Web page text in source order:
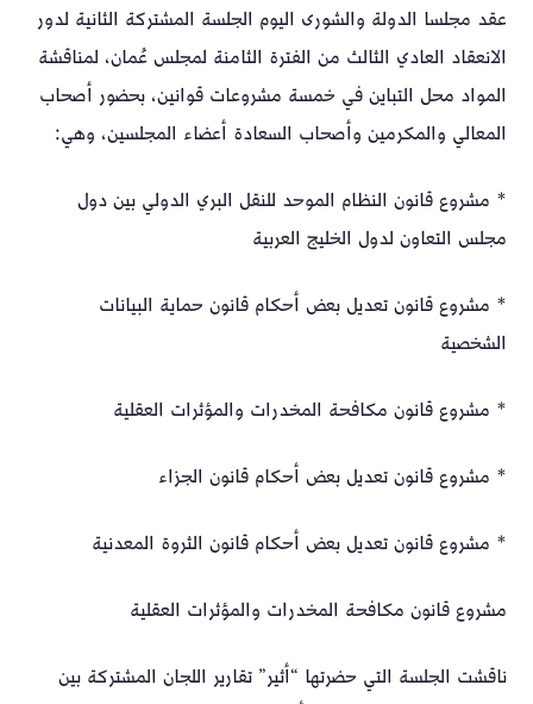
عقد مجلسا الدولة والشورى اليوم الجلسة المشتركة الثانية لدور
الانعقاد العادي الثالث من الفترة الثامنة لمجلس عُمان، لمناقشة
المواد محل التباين في خمسة مشروعات قوانين، بحضور أصحاب
المعالي والمكرمين وأصحاب السعادة أعضاء المجلسين، وهي:
* مشروع قانون النظام الموحد للنقل البري الدولي بين دول
مجلس التعاون لدول الخليج العربية
* مشروع قانون تعديل بعض أحكام قانون حماية البيانات
الشخصية
* مشروع قانون مكافحة المخدرات والمؤثرات العقلية
* مشروع قانون تعديل بعض أحكام قانون الجزاء
* مشروع قانون تعديل بعض أحكام قانون الثروة المعدنية
مشروع قانون مكافحة المخدرات والمؤثرات العقلية
ناقشت الجلسة التي حضرتها “أثير” تقارير اللجان المشتركة بين